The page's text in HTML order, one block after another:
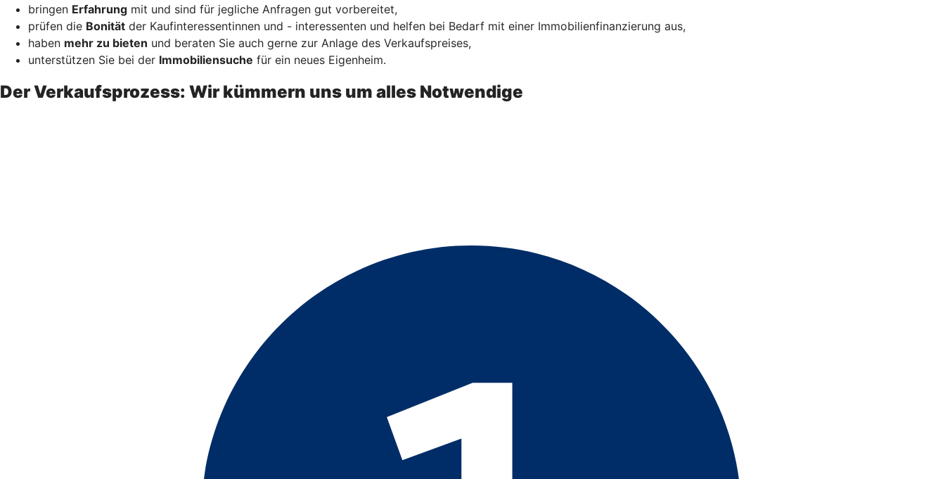
bringen Erfahrung mit und sind für jegliche Anfragen gut vorbereitet,
prüfen die Bonität der Kaufinteressentinnen und - interessenten und helfen bei Bedarf mit einer Immobilienfinanzierung aus,
haben mehr zu bieten und beraten Sie auch gerne zur Anlage des Verkaufspreises,
unterstützen Sie bei der Immobiliensuche für ein neues Eigenheim.
Der Verkaufsprozess: Wir kümmern uns um alles Notwendige